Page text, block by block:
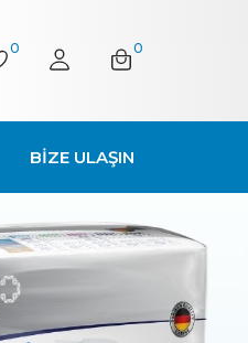
0 0
BİZE ULAŞIN